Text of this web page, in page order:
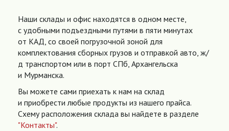
Наши склады и офис находятся в одном месте,
с удобными подъездными путями в пяти минутах
от КАД, со своей погрузочной зоной для
комплектования сборных грузов и отправкой авто, ж/
д транспортом или в порт СПб, Архангельска
и Мурманска.
Вы можете сами приехать к нам на склад
и приобрести любые продукты из нашего прайса.
Схему расположения склада вы найдете в разделе
"Контакты".